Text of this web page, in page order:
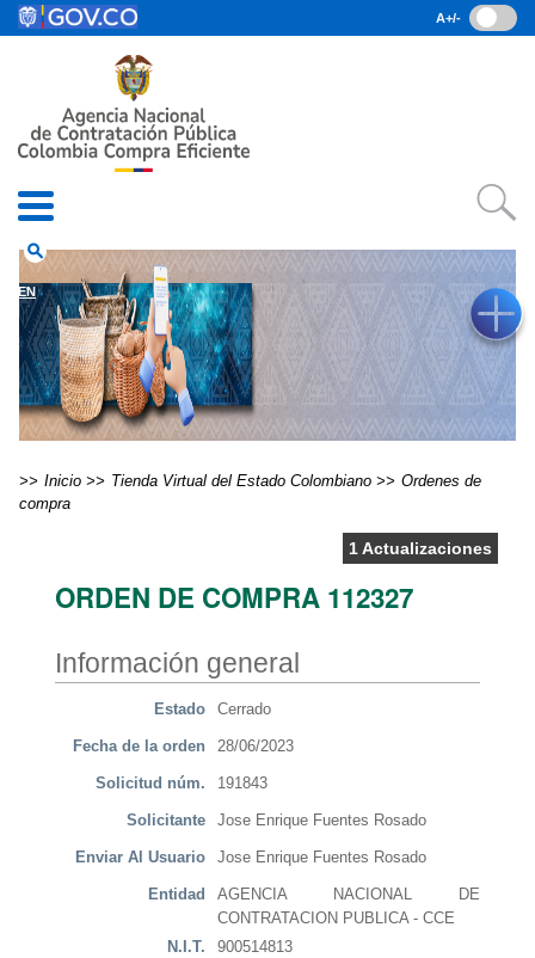
Pasar al contenido principal
• Consulta RUES
• Preguntas Frecuentes
search
EN
A+/-
Inicio Tienda Virtual del Estado Colombiano
Ordenes de
compra
1 Actualizaciones
ORDEN DE COMPRA 112327
Información general
Estado Cerrado
Fecha de la orden 28/06/2023
Solicitud núm. 191843
Solicitante Jose Enrique Fuentes Rosado
Enviar Al Usuario Jose Enrique Fuentes Rosado
Entidad
AGENCIA NACIONAL DE
CONTRATACION PUBLICA - CCE
N.I.T.
900514813